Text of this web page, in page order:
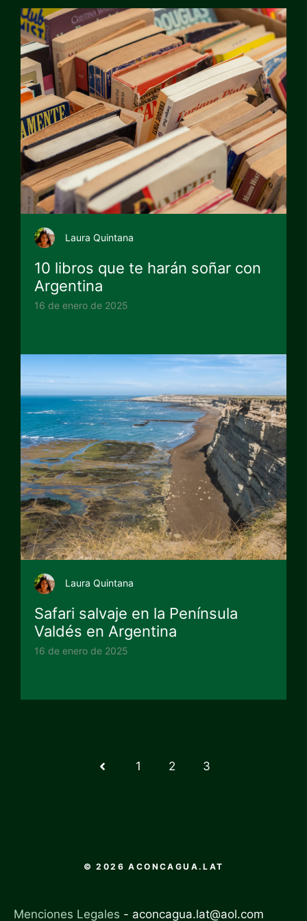
Laura Quintana
10 libros que te harán soñar con
Argentina
16 de enero de 2025
Laura Quintana
Safari salvaje en la Península
Valdés en Argentina
16 de enero de 2025
1 2 3
© 2026 ACONCAGUA.LAT
Menciones Legales - aconcagua.lat@aol.com